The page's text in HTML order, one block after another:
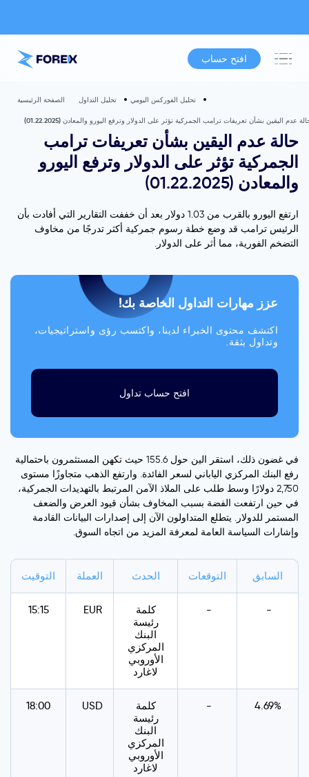
افتح حساب
الصفحة الرئيسية تحليل التداول تحليل الفوركس اليومي
عدم اليقين بشأن تعريفات ترامب الجمركية تؤثر على الدولار وترفع اليورو والمعادن (01.22.2025)
حالة عدم اليقين بشأن تعريفات ترامب
الجمركية تؤثر على الدولار وترفع اليورو
والمعادن (01.22.2025)
ارتفع اليورو بالقرب من 1.03 دولار بعد أن خففت التقارير التي أفادت بأن
الرئيس ترامب قد وضع خطة رسوم جمركية أكثر تدرجًا من مخاوف
التضخم الفورية، مما أثر على الدولار.
عزز مهارات التداول الخاصة بك!
اكتشف محتوى الخبراء لدينا، واكتسب رؤى واستراتيجيات،
وتداول بثقة.
افتح حساب تداول
في غضون ذلك، استقر الين حول 155.6 حيث تكهن المستثمرون باحتمالية
رفع البنك المركزي الياباني لسعر الفائدة. وارتفع الذهب متجاوزًا مستوى
2,750 دولارًا وسط طلب على الملاذ الآمن المرتبط بالتهديدات الجمركية،
في حين ارتفعت الفضة بسبب المخاوف بشأن قيود العرض والضعف
المستمر للدولار. يتطلع المتداولون الآن إلى إصدارات البيانات القادمة
وإشارات السياسة العامة لمعرفة المزيد من اتجاه السوق.
التوقيت العملة الحدث التوقعات السابق
15:15 EUR
كلمة
رئيسة
البنك
المركزي
الأوروبي
لاغارد
- -
18:00 USD
كلمة
رئيسة
البنك
المركزي
الأوروبي
لاغارد
- 4.69%